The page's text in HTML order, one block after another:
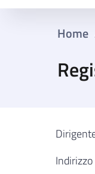
Home
Indirizzo